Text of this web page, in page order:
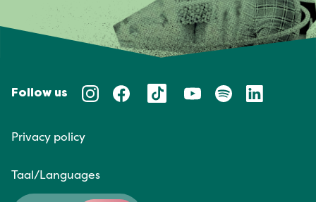
Follow us
Privacy policy
Taal/Languages